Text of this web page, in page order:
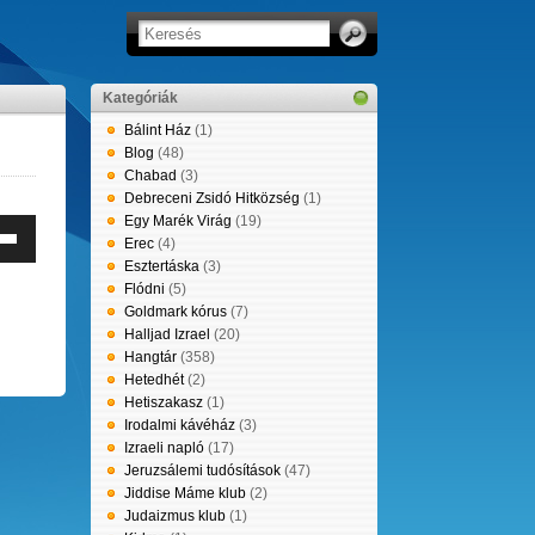
Kategóriák
Bálint Ház (1)
Blog (48)
Chabad (3)
Debreceni Zsidó Hitközség (1)
Egy Marék Virág (19)
Erec (4)
Esztertáska (3)
Flódni (5)
Goldmark kórus (7)
Halljad Izrael (20)
Hangtár (358)
Hetedhét(2)
Hetiszakasz (1)
Irodalmi kávéház (3)
Izraeli napló (17)
Jeruzsálemi tudósítások (47)
Jiddise Máme klub (2)
Judaizmus klub (1)